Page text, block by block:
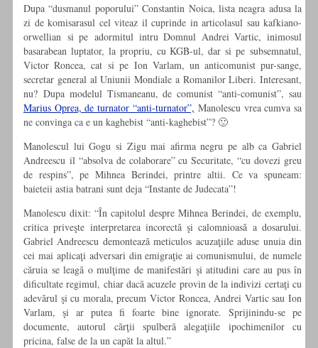
Dupa “dusmanul poporului” Constantin Noica, lista neagra adusa la
zi de komisarasul cel viteaz il cuprinde in articolasul sau kafkiano-
orwellian si pe adormitul intru Domnul Andrei Vartic, inimosul
basarabean luptator, la propriu, cu KGB-ul, dar si pe subsemnatul,
Victor Roncea, cat si pe Ion Varlam, un anticomunist pur-sange,
secretar general al Uniunii Mondiale a Romanilor Liberi. Interesant,
nu? Dupa modelul Tismaneanu, de comunist “anti-comunist”, sau
Marius Oprea, de turnator “anti-turnator”, Manolescu vrea cumva sa
ne convinga ca e un kaghebist “anti-kaghebist”? 🙂
Manolescul lui Gogu si Zigu mai afirma negru pe alb ca Gabriel
Andreescu il “absolva de colaborare” cu Securitate, “cu dovezi greu
de respins”, pe Mihnea Berindei, printre altii. Ce va spuneam:
baieteii astia batrani sunt deja “Instante de Judecata”!
Manolescu dixit: “În capitolul despre Mihnea Berindei, de exemplu,
critica priveşte interpretarea incorectă şi calomnioasă a dosarului.
Gabriel Andreescu demontează meticulos acuzaţiile aduse unuia din
cei mai aplicaţi adversari din emigraţie ai comunismului, de numele
căruia se leagă o mulţime de manifestări şi atitudini care au pus în
dificultate regimul, chiar dacă acuzele provin de la indivizi certaţi cu
adevărul şi cu morala, precum Victor Roncea, Andrei Vartic sau Ion
Varlam, şi ar putea fi foarte bine ignorate. Sprijinindu-se pe
documente, autorul cărţii spulberă alegaţiile ipochimenilor cu
pricina, false de la un capăt la altul.”